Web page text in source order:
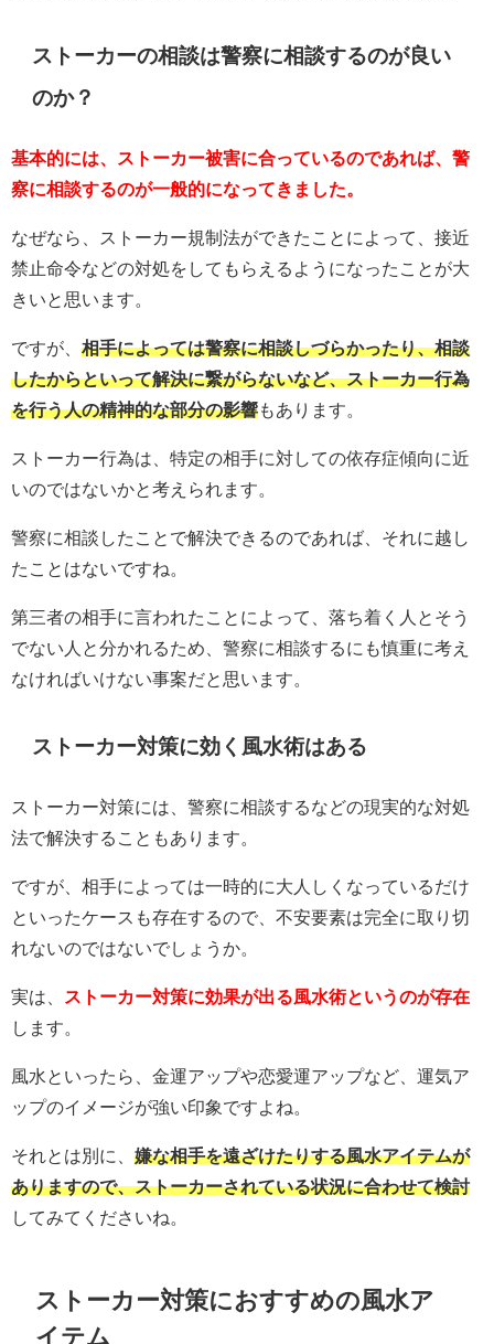
ストーカーの相談は警察に相談するのが良い
のか？
基本的には、ストーカー被害に合っているのであれば、警
察に相談するのが一般的になってきました。
なぜなら、ストーカー規制法ができたことによって、接近
禁止命令などの対処をしてもらえるようになったことが大
きいと思います。
ですが、 相手によっては警察に相談しづらかったり、相談
したからといって解決に繋がらないなど、ストーカー行為
を行う人の精神的な部分の影響もあります。
ストーカー行為は、特定の相手に対しての依存症傾向に近
いのではないかと考えられます。
警察に相談したことで解決できるのであれば、それに越し
たことはないですね。
第三者の相手に言われたことによって、落ち着く人とそう
でない人と分かれるため、警察に相談するにも慎重に考え
なければいけない事案だと思います。
ストーカー対策に効く風水術はある
ストーカー対策には、警察に相談するなどの現実的な対処
法で解決することもあります。
ですが、相手によっては一時的に大人しくなっているだけ
といったケースも存在するので、不安要素は完全に取り切
れないのではないでしょうか。
実は、
ストーカー対策に効果が出る風水術というのが存在
します。
風水といったら、金運アップや恋愛運アップなど、運気ア
ップのイメージが強い印象ですよね。
それとは別に、 嫌な相手を遠ざけたりする風水アイテムが
ありますので、ストーカーされている状況に合わせて検討
してみてくださいね。
ストーカー対策におすすめの風水ア
イテム